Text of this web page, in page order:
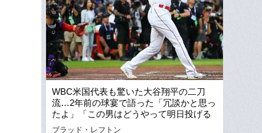
WBC米国代表も驚いた大谷翔平の二刀
流…2年前の球宴で語った「冗談かと思っ
たよ」「この男はどうやって明日投げる
つもりだろう？」
ブラッド・レフトン